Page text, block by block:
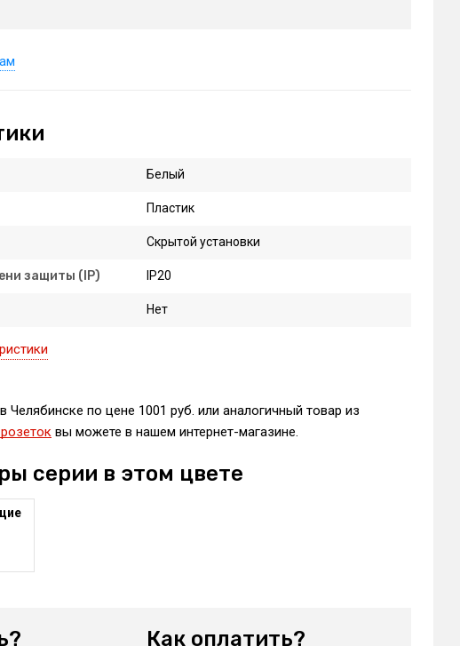
Белый
Пластик
Скрытой установки
защиты (IP) IP20
Нет
Челябинске по цене 1001 руб. или аналогичный товар из
вы можете в нашем интернет-магазине.
серии в этом цвете
Как оплатить?